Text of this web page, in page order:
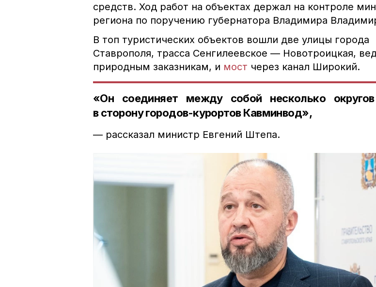
средств. Ход работ на объектах держал на контроле
региона по поручению губернатора Владимира
В топ туристических объектов вошли две улицы города
Ставрополя, трасса Сенгилеевское — Новотроицкая,
природным заказникам, и мост через канал Широкий.
«Он соединяет между собой несколько
в сторону городов-курортов Кавминвод»,
— рассказал министр Евгений Штепа.